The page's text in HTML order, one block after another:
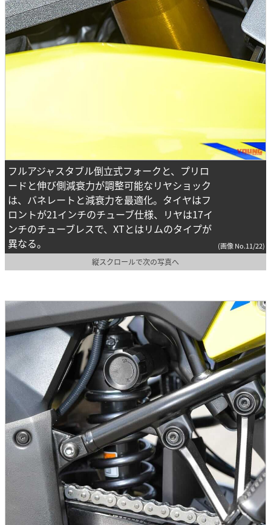
フルアジャスタブル倒立式フォークと、プリロ
ードと伸び側減衰力が調整可能なリヤショック
は、バネレートと減衰力を最適化。タイヤはフ
ロントが21インチのチューブ仕様、リヤは17イ
ンチのチューブレスで、XTとはリムのタイプが
異なる。
(画像 No.11/22)
縦スクロールで次の写真へ